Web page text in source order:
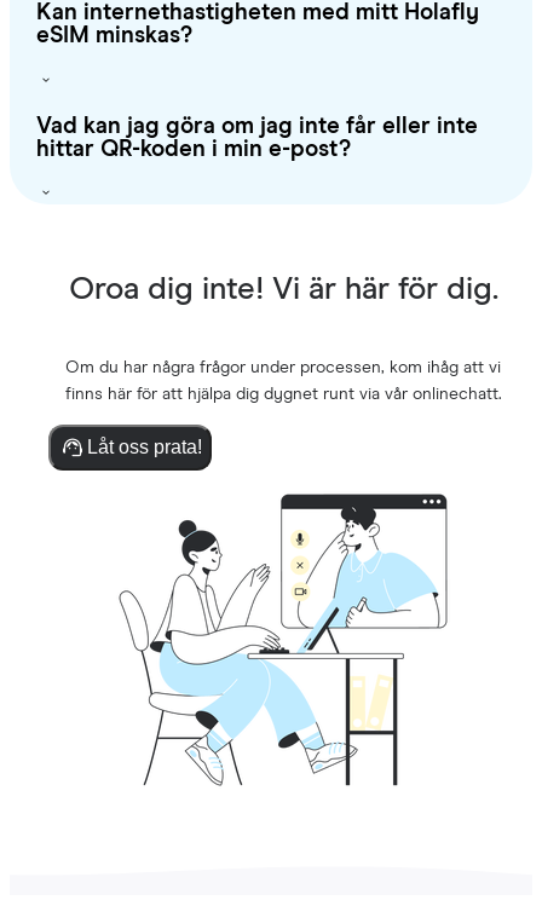
Kan internethastigheten med mitt Holafly
eSIM minskas?
Vad kan jag göra om jag inte får eller inte
hittar QR-koden i min e-post?
Oroa dig inte! Vi är här för dig.
Om du har några frågor under processen, kom ihåg att vi
finns här för att hjälpa dig dygnet runt via vår onlinechatt.
Låt oss prata!